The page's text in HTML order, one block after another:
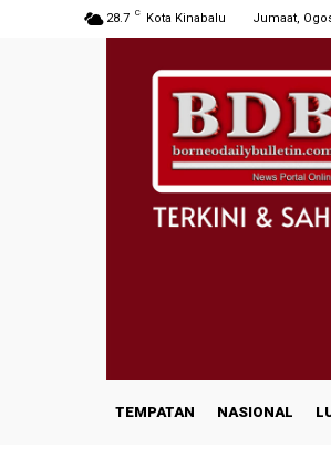
28.7 C Kota Kinabalu Jumaat,
TEMPATAN NASIONAL